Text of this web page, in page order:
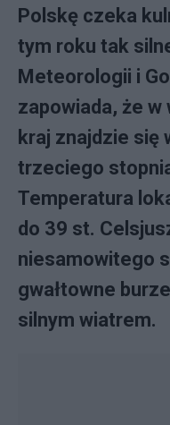
Polskę czeka
tym roku tak
Meteorologii i
zapowiada, że w
kraj znajdzie się
trzeciego
Temperatura
do 39 st.
niesamowitego
gwałtowne
silnym wiatrem.